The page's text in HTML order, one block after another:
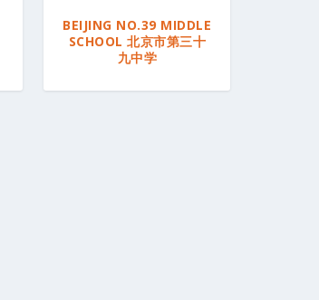
BEIJING NO.39 MIDDLE
SCHOOL 北京市第三十
九中学